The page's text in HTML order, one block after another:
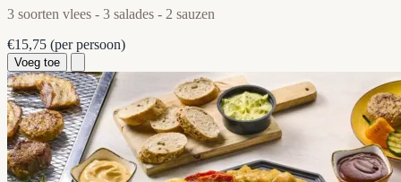
3 soorten vlees - 3 salades - 2 sauzen
€15,75 (per persoon)
Voeg toe